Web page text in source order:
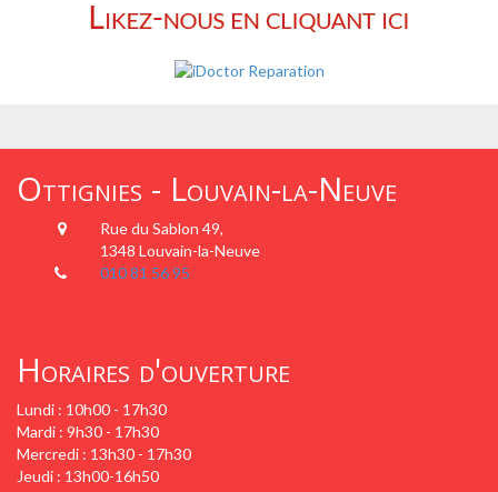
Ottignies - Louvain-la-Neuve
Rue du Sablon 49,
1348 Louvain-la-Neuve
010 81 56 95
Horaires d'ouverture
Lundi : 10h00 - 17h30
Mardi : 9h30 - 17h30
Mercredi : 13h30 - 17h30
Jeudi : 13h00-16h50